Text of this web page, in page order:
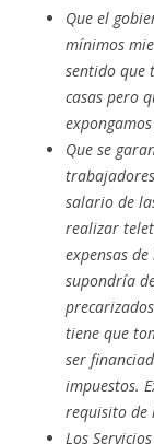
Que el
mínimos
sentido que
casas pero
Que se
salario de
realizar
expensas
supondría
tiene que
ser
impuestos.
requisito de
Los